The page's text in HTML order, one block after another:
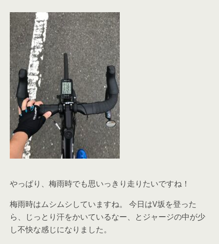
やっぱり、梅雨時でも思いっきり走りたいですね！
梅雨時はムシムシしていますね。 今日はV坂を登った
ら、じっとり汗をかいているなー、とジャージの中が少
し不快な感じになりました。